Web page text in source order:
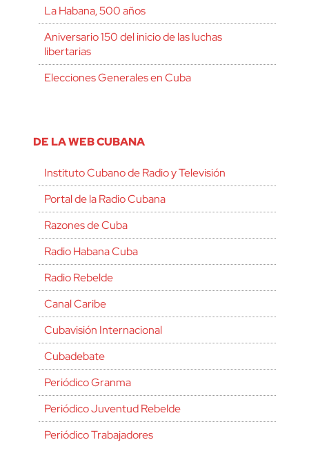
La Habana, 500 años
Aniversario 150 del inicio de las luchas
libertarias
Elecciones Generales en Cuba
DE LA WEB CUBANA
Instituto Cubano de Radio y Televisión
Portal de la Radio Cubana
Razones de Cuba
Radio Habana Cuba
Radio Rebelde
Canal Caribe
Cubavisión Internacional
Cubadebate
Periódico Granma
Periódico Juventud Rebelde
Periódico Trabajadores